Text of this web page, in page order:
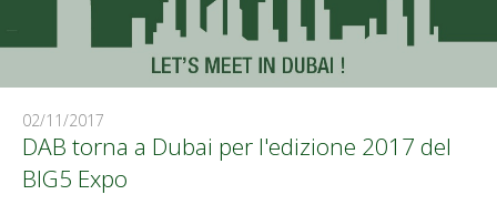
02/11/2017
DAB torna a Dubai per l'edizione 2017 del
BIG5 Expo